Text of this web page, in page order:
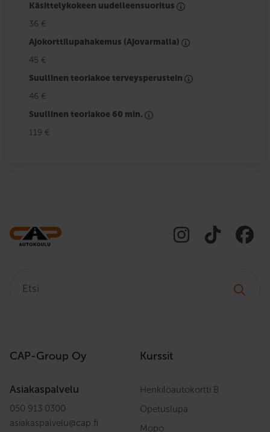
Käsittelykokeen uudelleensuoritus
36 €
Ajokorttilupahakemus (Ajovarmalla)
45 €
Suullinen teoriakoe terveysperustein
46 €
Suullinen teoriakoe 60 min.
119 €
CAP-Group Oy
Asiakaspalvelu
050 913 0300
asiakaspalvelu@cap.fi
Kurssit
Henkilöautokortti B
Opetuslupa
Mopo